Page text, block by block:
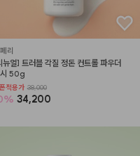
리
뉴얼] 트러블 각질 정돈 컨트롤 파우더
50g
적용가 38,000
% 34,200